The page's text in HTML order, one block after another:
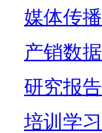
媒体传播
产销数据
研究报告
培训学习